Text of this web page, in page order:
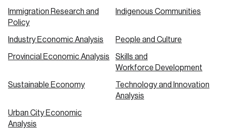
Immigration Research and
Policy
Indigenous Communities
Industry Economic Analysis People and Culture
Provincial Economic Analysis
Skills and
Workforce Development
Sustainable Economy
Technology and Innovation
Analysis
Urban City Economic
Analysis